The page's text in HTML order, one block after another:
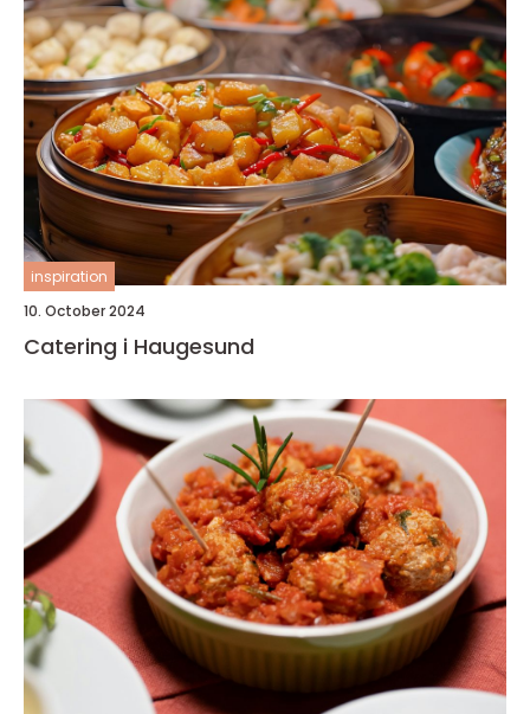
inspiration
10. October 2024
Catering i Haugesund